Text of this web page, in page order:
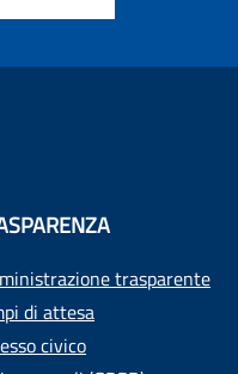
trasparente
di attesa
civico